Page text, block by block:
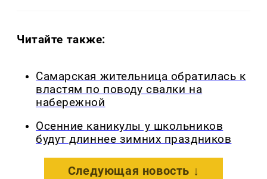
Читайте также:
Самарская жительница обратилась к
властям по поводу свалки на
набережной
Осенние каникулы у школьников
будут длиннее зимних праздников
Следующая новость ↓